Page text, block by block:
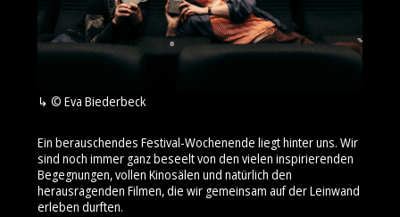
© Eva Biederbeck
Ein berauschendes Festival-Wochenende liegt hinter uns. Wir
sind noch immer ganz beseelt von den vielen inspirierenden
Begegnungen, vollen Kinosälen und natürlich den
herausragenden Filmen, die wir gemeinsam auf der Leinwand
erleben durften.